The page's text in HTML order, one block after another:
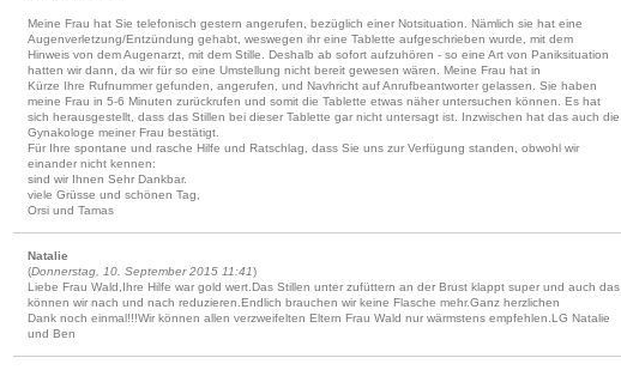
Meine Frau hat Sie telefonisch gestern angerufen, bezüglich einer Notsituation. Nämlich sie hat eine
Augenverletzung/Entzündung gehabt, weswegen ihr eine Tablette aufgeschrieben wurde, mit dem
Hinweis von dem Augenarzt, mit dem Stille. Deshalb ab sofort aufzuhören - so eine Art von Paniksituation
hatten wir dann, da wir für so eine Umstellung nicht bereit gewesen wären. Meine Frau hat in
Kürze Ihre Rufnummer gefunden, angerufen, und Navhricht auf Anrufbeantworter gelassen. Sie haben
meine Frau in 5-6 Minuten zurückrufen und somit die Tablette etwas näher untersuchen können. Es hat
sich herausgestellt, dass das Stillen bei dieser Tablette gar nicht untersagt ist. Inzwischen hat das auch die
Gynakologe meiner Frau bestätigt.
Für Ihre spontane und rasche Hilfe und Ratschlag, dass Sie uns zur Verfügung standen, obwohl wir
einander nicht kennen:
sind wir Ihnen Sehr Dankbar.
viele Grüsse und schönen Tag,
Orsi und Tamas
Natalie
(Donnerstag, 10. September 2015 11:41)
Liebe Frau Wald,Ihre Hilfe war gold wert.Das Stillen unter zufüttern an der Brust klappt super und auch das
können wir nach und nach reduzieren.Endlich brauchen wir keine Flasche mehr.Ganz herzlichen
Dank noch einmal!!!Wir können allen verzweifelten Eltern Frau Wald nur wärmstens empfehlen.LG Natalie
und Ben